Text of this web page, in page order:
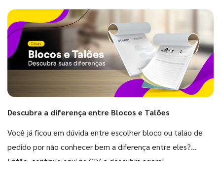
Descubra a diferença entre Blocos e Talões
Você já ficou em dúvida entre escolher bloco ou talão de
pedido por não conhecer bem a diferença entre eles?
Então, continue aqui na GIV e descubra agora!